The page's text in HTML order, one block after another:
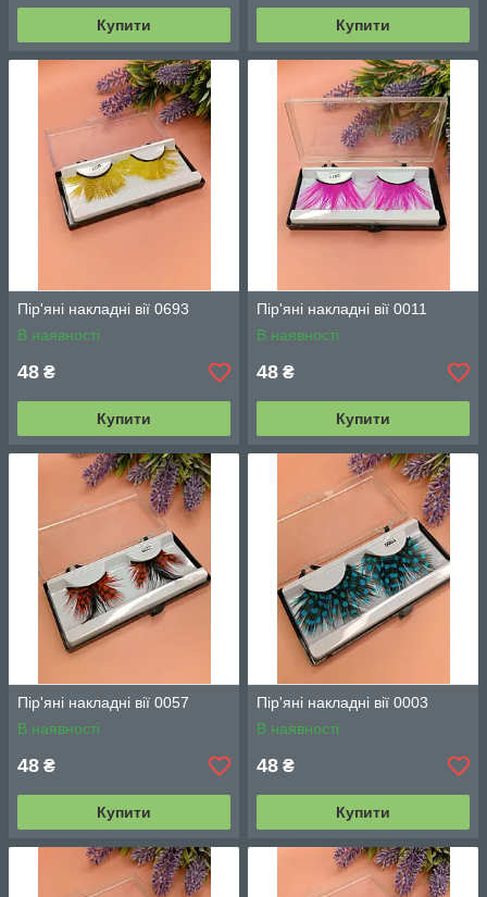
Купити Купити
Пір'яні накладні вії 0693
В наявності
48 ₴
Купити
Пір'яні накладні вії 0011
В наявності
48 ₴
Купити
Пір'яні накладні вії 0057
В наявності
48 ₴
Купити
Пір'яні накладні вії 0003
В наявності
48 ₴
Купити